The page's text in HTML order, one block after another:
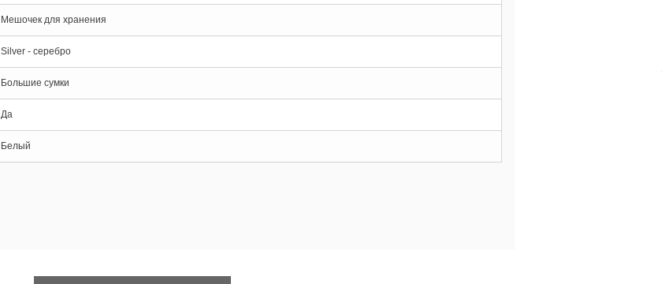
Мешочек для хранения
Silver - серебро
Большие сумки
Да
Белый